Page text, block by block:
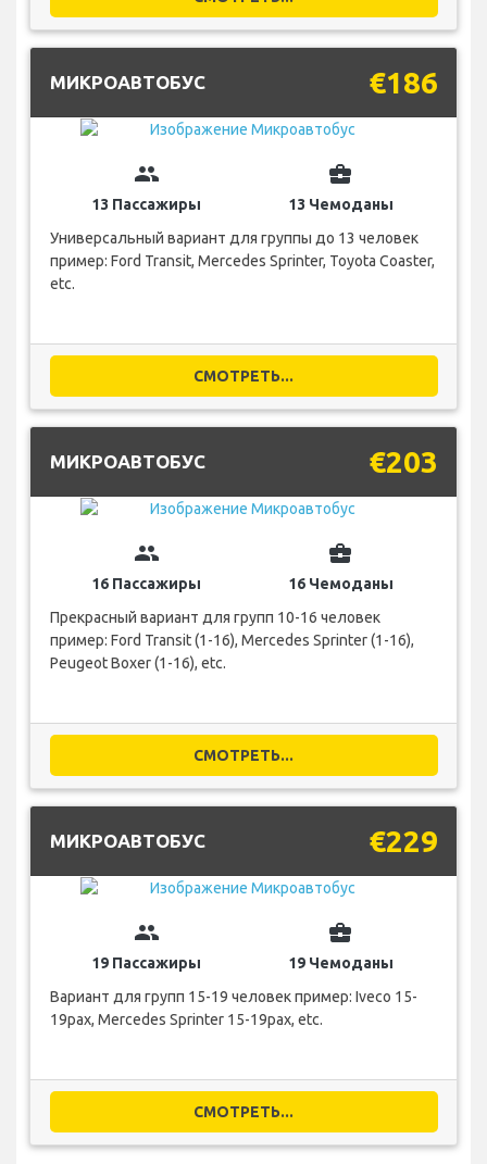
МИКРОАВТОБУС €186
group
13 Пассажиры
business_center
13 Чемоданы
Универсальный вариант для группы до 13 человек
пример: Ford Transit, Mercedes Sprinter, Toyota Coaster,
etc.
СМОТРЕТЬ...
МИКРОАВТОБУС €203
group
16 Пассажиры
business_center
16 Чемоданы
Прекрасный вариант для групп 10-16 человек
пример: Ford Transit (1-16), Mercedes Sprinter (1-16),
Peugeot Boxer (1-16), etc.
СМОТРЕТЬ...
МИКРОАВТОБУС €229
group
19 Пассажиры
business_center
19 Чемоданы
Вариант для групп 15-19 человек пример: Iveco 15-
19pax, Mercedes Sprinter 15-19pax, etc.
СМОТРЕТЬ...